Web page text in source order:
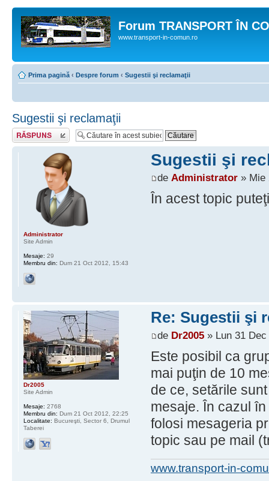
Forum TRANSPORT ÎN
www.transport-in-comun.ro
Prima pagină ‹ Despre forum ‹ Sugestii şi reclamaţii
Sugestii şi reclamaţii
Răspunde
Sugestii şi
de Administrator» Mie
În acest topic
Administrator
Site Admin
Mesaje: 29
Membru din: Dum 21 Oct 2012, 15:43
Re: Sugestii şi
de Dr2005» Lun 31 Dec
Este posibil ca
mai puţin de 10
de ce, setările
mesaje. În cazul
folosi mesageria
topic sau pe mail
www.transport-in-
Dr2005
Site Admin
Mesaje: 2768
Membru din: Dum 21 Oct 2012, 22:25
Localitate: Bucureşti, Sector 6, Drumul
Taberei